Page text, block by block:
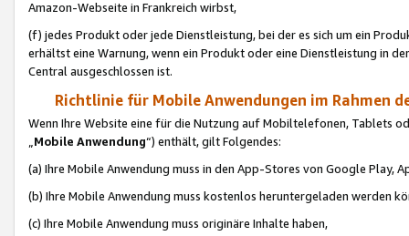
Amazon-Webseite in Frankreich wirbst,
(f) jedes Produkt oder jede Dienstleistung, bei der es sich um ein
erhältst eine Warnung, wenn ein Produkt oder eine Dienstleistung in
Central ausgeschlossen ist.
Richtlinie für Mobile Anwendungen im Rahmen
Wenn Ihre Website eine für die Nutzung auf Mobiltelefonen, Tablets
„Mobile Anwendung“) enthält, gilt Folgendes:
(a) Ihre Mobile Anwendung muss in den App-Stores von Google Play,
(b) Ihre Mobile Anwendung muss kostenlos heruntergeladen werden
(c) Ihre Mobile Anwendung muss originäre Inhalte haben,